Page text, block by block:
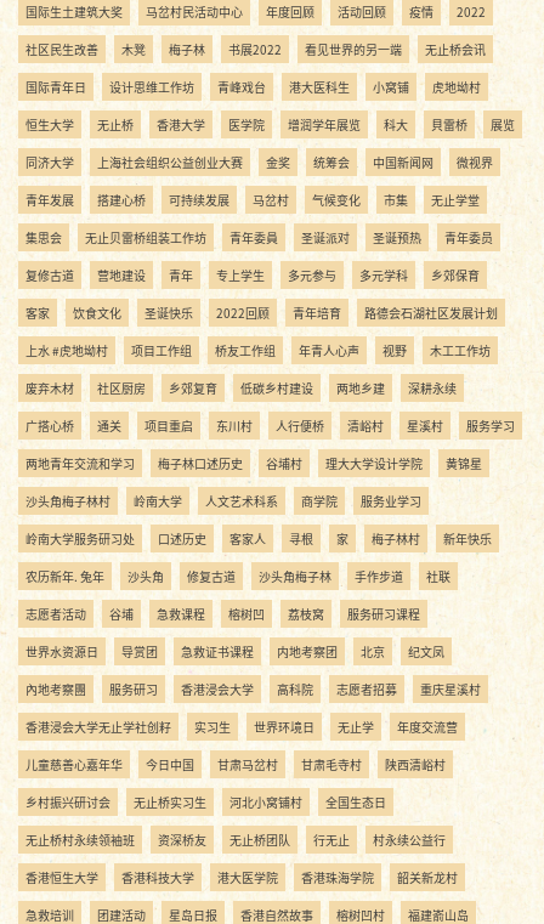
国际生土建筑大奖 马岔村民活动中心 年度回顾 活动回顾 疫情 2022
社区民生改善 木凳 梅子林 书展2022 看见世界的另一端 无止桥会讯
国际青年日 设计思维工作坊 青峰戏台 港大医科生 小窝铺 虎地坳村
恒生大学 无止桥 香港大学 医学院 增润学年展览 科大 貝雷桥 展览
同济大学 上海社会组织公益创业大赛 金奖 统筹会 中国新闻网 微视界
青年发展 搭建心桥 可持续发展 马岔村 气候变化 市集 无止学堂
集思会 无止贝雷桥组装工作坊 青年委員 圣诞派对 圣诞预热 青年委员
复修古道 营地建设 青年 专上学生 多元参与 多元学科 乡郊保育
客家 饮食文化 圣诞快乐 2022回顾 青年培育 路德会石湖社区发展计划
上水 #虎地坳村 项目工作组 桥友工作组 年青人心声 视野 木工工作坊
废弃木材 社区厨房 乡郊复育 低碳乡村建设 两地乡建 深耕永续
广搭心桥 通关 项目重启 东川村 人行便桥 清峪村 星溪村 服务学习
两地青年交流和学习 梅子林口述历史 谷埔村 理大大学设计学院 黄锦星
沙头角梅子林村 岭南大学 人文艺术科系 商学院 服务业学习
岭南大学服务研习处 口述历史 客家人 寻根 家 梅子林村 新年快乐
农历新年. 兔年 沙头角 修复古道 沙头角梅子林 手作步道 社联
志愿者活动 谷埔 急救课程 榕树凹 荔枝窝 服务研习课程
世界水资源日 导赏团 急救证书课程 内地考察团 北京 纪文凤
內地考察團 服务研习 香港浸会大学 高科院 志愿者招募 重庆星溪村
香港浸会大学无止学社创籽 实习生 世界环境日 无止学 年度交流营
儿童慈善心嘉年华 今日中国 甘肃马岔村 甘肃毛寺村 陕西清峪村
乡村振兴研讨会 无止桥实习生 河北小窝铺村 全国生态日
无止桥村永续领袖班 资深桥友 无止桥团队 行无止 村永续公益行
香港恒生大学 香港科技大学 港大医学院 香港珠海学院 韶关新龙村
急救培训 团建活动 星岛日报 香港自然故事 榕树凹村 福建嵛山岛